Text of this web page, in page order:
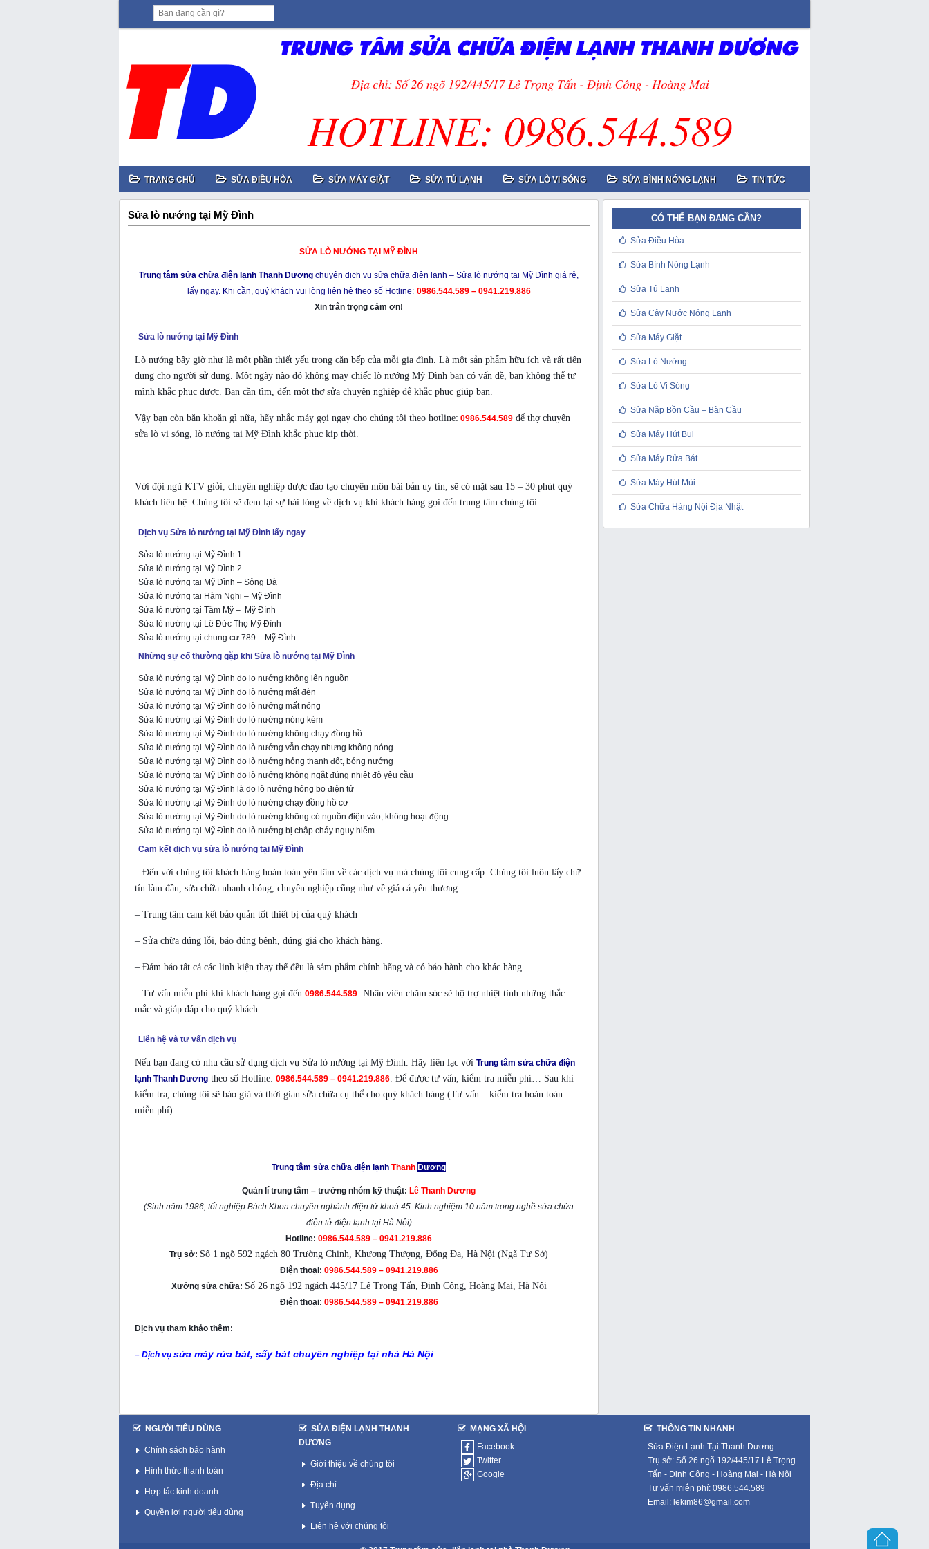
TRANG CHỦ SỬA ĐIỀU HÒA SỬA MÁY GIẶT SỬA TỦ LẠNH SỬA LÒ VI SÓNG SỬA BÌNH NÓNG LẠNH TIN TỨC
Sửa lò nướng tại Mỹ Đình
SỬA LÒ NƯỚNG TẠI MỸ ĐÌNH
Trung tâm sửa chữa điện lạnh Thanh Dương chuyên dịch vụ sửa chữa điện lạnh – Sửa lò nướng tại Mỹ Đình giá rẻ,
lấy ngay. Khi cần, quý khách vui lòng liên hệ theo số Hotline: 0986.544.589 – 0941.219.886
Xin trân trọng cảm ơn!
Sửa lò nướng tại Mỹ Đình
Lò nướng bây giờ như là một phần thiết yếu trong căn bếp của mỗi gia đình. Là một sản phẩm hữu ích và rất tiện
dụng cho người sử dụng. Một ngày nào đó không may chiếc lò nướng Mỹ Đình bạn có vấn đề, bạn không thể tự
mình khắc phục được. Bạn cần tìm, đến một thợ sửa chuyên nghiệp để khắc phục giúp bạn.
Vậy bạn còn băn khoăn gì nữa, hãy nhắc máy gọi ngay cho chúng tôi theo hotline: 0986.544.589 để thợ chuyên
sửa lò vi sóng, lò nướng tại Mỹ Đình khắc phục kịp thời.
Với đội ngũ KTV giỏi, chuyên nghiệp được đào tạo chuyên môn bài bản uy tín, sẽ có mặt sau 15 – 30 phút quý
khách liên hệ. Chúng tôi sẽ đem lại sự hài lòng về dịch vụ khi khách hàng gọi đến trung tâm chúng tôi.
Dịch vụ Sửa lò nướng tại Mỹ Đình lấy ngay
Sửa lò nướng tại Mỹ Đình 1
Sửa lò nướng tại Mỹ Đình 2
Sửa lò nướng tại Mỹ Đình – Sông Đà
Sửa lò nướng tại Hàm Nghi – Mỹ Đình
Sửa lò nướng tại Tâm Mỹ – Mỹ Đình
Sửa lò nướng tại Lê Đức Thọ Mỹ Đình
Sửa lò nướng tại chung cư 789 – Mỹ Đình
Những sự cố thường gặp khi Sửa lò nướng tại Mỹ Đình
Sửa lò nướng tại Mỹ Đình do lo nướng không lên nguồn
Sửa lò nướng tại Mỹ Đình do lò nướng mất đèn
Sửa lò nướng tại Mỹ Đình do lò nướng mất nóng
Sửa lò nướng tại Mỹ Đình do lò nướng nóng kém
Sửa lò nướng tại Mỹ Đình do lò nướng không chạy đồng hồ
Sửa lò nướng tại Mỹ Đình do lò nướng vẫn chạy nhưng không nóng
Sửa lò nướng tại Mỹ Đình do lò nướng hỏng thanh đốt, bóng nướng
Sửa lò nướng tại Mỹ Đình do lò nướng không ngắt đúng nhiệt độ yêu cầu
Sửa lò nướng tại Mỹ Đình là do lò nướng hỏng bo điện tử
Sửa lò nướng tại Mỹ Đình do lò nướng chạy đồng hồ cơ
Sửa lò nướng tại Mỹ Đình do lò nướng không có nguồn điện vào, không hoạt động
Sửa lò nướng tại Mỹ Đình do lò nướng bị chập cháy nguy hiểm
Cam kết dịch vụ sửa lò nướng tại Mỹ Đình
– Đến với chúng tôi khách hàng hoàn toàn yên tâm về các dịch vụ mà chúng tôi cung cấp. Chúng tôi luôn lấy chữ
tín làm đầu, sửa chữa nhanh chóng, chuyên nghiệp cũng như về giá cả yêu thương.
– Trung tâm cam kết bảo quản tốt thiết bị của quý khách
– Sửa chữa đúng lỗi, báo đúng bệnh, đúng giá cho khách hàng.
– Đảm bảo tất cả các linh kiện thay thế đều là sảm phẩm chính hãng và có bảo hành cho khác hàng.
– Tư vấn miễn phí khi khách hàng gọi đến 0986.544.589. Nhân viên chăm sóc sẽ hộ trợ nhiệt tình những thắc
mắc và giáp đáp cho quý khách
Liên hệ và tư vấn dịch vụ
Nếu bạn đang có nhu cầu sử dụng dịch vụ Sửa lò nướng tại Mỹ Đình. Hãy liên lạc với Trung tâm sửa chữa điện
lạnh Thanh Dương theo số Hotline: 0986.544.589 – 0941.219.886. Để được tư vấn, kiểm tra miễn phí… Sau khi
kiểm tra, chúng tôi sẽ báo giá và thời gian sửa chữa cụ thể cho quý khách hàng (Tư vấn – kiểm tra hoàn toàn
miễn phí).
Trung tâm sửa chữa điện lạnh Thanh Dương
Quản lí trung tâm – trưởng nhóm kỹ thuật: Lê Thanh Dương
(Sinh năm 1986, tốt nghiệp Bách Khoa chuyên nghành điện tử khoá 45. Kinh nghiệm 10 năm trong nghề sửa chữa
điện tử điện lạnh tại Hà Nội)
Hotline: 0986.544.589 – 0941.219.886
Trụ sở: Số 1 ngõ 592 ngách 80 Trường Chinh, Khương Thượng, Đống Đa, Hà Nội (Ngã Tư Sở)
Điện thoại: 0986.544.589 – 0941.219.886
Xưởng sửa chữa: Số 26 ngõ 192 ngách 445/17 Lê Trọng Tấn, Định Công, Hoàng Mai, Hà Nội
Điện thoại: 0986.544.589 – 0941.219.886
Dịch vụ tham khảo thêm:
– Dịch vụ sửa máy rửa bát, sấy bát chuyên nghiệp tại nhà Hà Nội
CÓ THỂ BẠN ĐANG CẦN?
Sửa Điều Hòa
Sửa Bình Nóng Lạnh
Sửa Tủ Lạnh
Sửa Cây Nước Nóng Lạnh
Sửa Máy Giặt
Sửa Lò Nướng
Sửa Lò Vi Sóng
Sửa Nắp Bồn Cầu – Bàn Cầu
Sửa Máy Hút Bụi
Sửa Máy Rửa Bát
Sửa Máy Hút Mùi
Sửa Chữa Hàng Nội Địa Nhật
NGƯỜI TIÊU DÙNG
Chính sách bảo hành
Hình thức thanh toán
Hợp tác kinh doanh
Quyền lợi người tiêu dùng
SỬA ĐIỆN LẠNH THANH
DƯƠNG
Giới thiệu về chúng tôi
Địa chỉ
Tuyển dụng
Liên hệ với chúng tôi
MẠNG XÃ HỘI
Facebook
Twitter
Google+
THÔNG TIN NHANH
Sửa Điện Lạnh Tại Thanh Dương
Trụ sở: Số 26 ngõ 192/445/17 Lê Trọng
Tấn - Định Công - Hoàng Mai - Hà Nội
Tư vấn miễn phí: 0986.544.589
Email: lekim86@gmail.com